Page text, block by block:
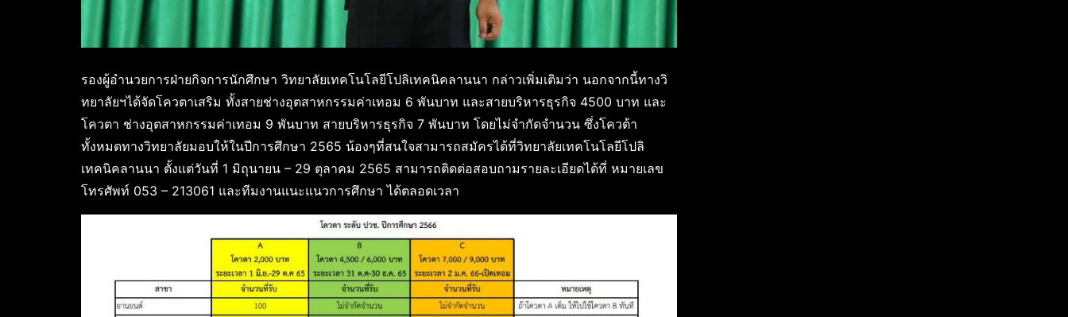
รองผู้อำนวยการฝ่ายกิจการนักศึกษา วิทยาลัยเทคโนโลยีโปลิเทคนิคลานนา กล่าวเพิ่มเติมว่า นอกจากนี้ทางวิ
ทยาลัยฯได้จัดโควตาเสริม ทั้งสายช่างอุตสาหกรรมค่าเทอม 6 พันบาท และสายบริหารธุรกิจ 4500 บาท และ
โควตา ช่างอุตสาหกรรมค่าเทอม 9 พันบาท สายบริหารธุรกิจ 7 พันบาท โดยไม่จำกัดจำนวน ซึ่งโควต้า
ทั้งหมดทางวิทยาลัยมอบให้ในปีการศึกษา 2565 น้องๆที่สนใจสามารถสมัครได้ที่วิทยาลัยเทคโนโลยีโปลิ
เทคนิคลานนา ตั้งแต่วันที่ 1 มิถุนายน – 29 ตุลาคม 2565 สามารถติดต่อสอบถามรายละเอียดได้ที่ หมายเลข
โทรศัพท์ 053 – 213061 และทีมงานแนะแนวการศึกษา ได้ตลอดเวลา